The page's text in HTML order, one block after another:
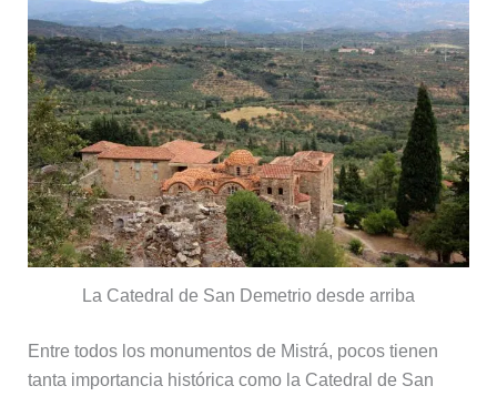
La Catedral de San Demetrio desde arriba
Entre todos los monumentos de Mistrá, pocos tienen
tanta importancia histórica como la Catedral de San